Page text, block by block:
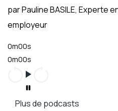
par Pauline BASILE, Experte
employeur
0m00s
0m00s
Plus de podcasts